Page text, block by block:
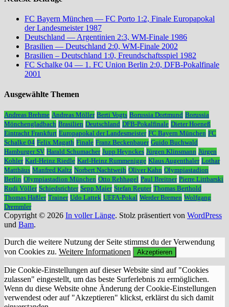
FC Bayern München — FC Porto 1:2, Finale Europapokal
der Landesmeister 1987
Deutschland — Argentinien 2:3, WM-Finale 1986
Brasilien — Deutschland 2:0, WM-Finale 2002
Brasilien – Deutschland 1:0, Freundschaftsspiel 1982
FC Schalke 04 — 1. FC Union Berlin 2:0, DFB-Pokalfinale
2001
Ausgewählte Themen
Andreas Brehme Andreas Möller Berti Vogts Borussia Dortmund Borussia
Mönchengladbach Brasilien Deutschland DFB-Pokalfinale Dieter Hoeneß
Eintracht Frankfurt Europapokal der Landesmeister FC Bayern München FC
Schalke 04 Felix Magath Finale Franz Beckenbauer Guido Buchwald
Hamburger SV Harald Schumacher Jupp Heynckes Jürgen Klinsmann Jürgen
Kohler Karl-Heinz Riedle Karl-Heinz Rummenigge Klaus Augenthaler Lothar
Matthäus Manfred Kaltz Norbert Nachtweih Oliver Kahn Olympiastadion
Berlin Olympiastadion München Otto Rehhagel Paul Breitner Pierre Littbarski
Rudi Völler Schiedsrichter Sepp Maier Stefan Reuter Thomas Berthold
Thomas Häßler Trainer Udo Lattek UEFA-Pokal Werder Bremen Wolfgang
Dremmler
Copyright © 2026 In voller Länge. Stolz präsentiert von WordPress
und Bam.
Durch die weitere Nutzung der Seite stimmst du der Verwendung
von Cookies zu. Weitere Informationen Akzeptieren
Die Cookie-Einstellungen auf dieser Website sind auf "Cookies
zulassen" eingestellt, um das beste Surferlebnis zu ermöglichen.
Wenn du diese Website ohne Änderung der Cookie-Einstellungen
verwendest oder auf "Akzeptieren" klickst, erklärst du sich damit